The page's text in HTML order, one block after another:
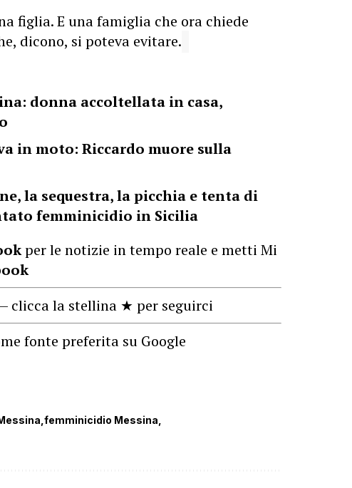
figlia. E una famiglia che ora chiede
dicono, si poteva evitare.
donna accoltellata in casa,
in moto: Riccardo muore sulla
la sequestra, la picchia e tenta di
femminicidio in Sicilia
per le notizie in tempo reale e metti Mi
clicca la stellina ★ per seguirci
fonte preferita su Google
femminicidio Messina